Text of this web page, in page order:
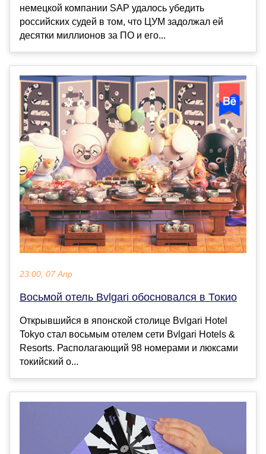
немецкой компании SAP удалось убедить
российских судей в том, что ЦУМ задолжал ей
десятки миллионов за ПО и его...
23:00, 07 Апр
Восьмой отель Bvlgari обосновался в Токио
Открывшийся в японской столице Bvlgari Hotel
Tokyo стал восьмым отелем сети Bvlgari Hotels &
Resorts. Располагающий 98 номерами и люксами
токийский о...